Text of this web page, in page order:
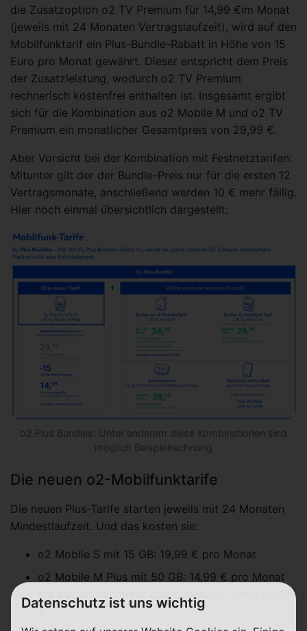
die Zusatzoption o2 TV Premium für 14,99 €im Monat
(jeweils mit 24 Monaten Vertragslaufzeit), wird auf den
Mobilfunktarif ein Plus-Bundle-Rabatt in Höhe von 15
Euro pro Monat gewährt. Dieser entspricht dem Preis
der Zusatzleistung, wodurch o2 TV Premium
rechnerisch kostenfrei enthalten ist. Insgesamt ergibt
sich für die Kombination aus o2 Mobile M und o2 TV
Premium ein monatlicher Gesamtpreis von 29,99 €.
Aber Vorsicht bei der Kombination mit Festnetztarifen:
Mitunter gilt der der Bundle-Preis nur für die ersten 12
Vertragsmonate, anschließend werden 10 € mehr fällig.
Hier noch einmal übersichtlich dargestellt:
o2 Plus Bundles: Unter anderem diese Kombinationen sind
möglich Beispielrechnung
Die neuen o2-Mobilfunktarife
Die neuen Plus-Tarife starten jeweils mit 24 Monaten
Mindestlaufzeit. Und das kosten sie:
o2 Mobile S mit 15 GB: 19,99 € pro Monat
o2 Mobile M Plus mit 50 GB: 14,99 € pro Monat
mit kostenpflichtiger Zusatzleistung, sonst 29,99
€
Datenschutz ist uns wichtig